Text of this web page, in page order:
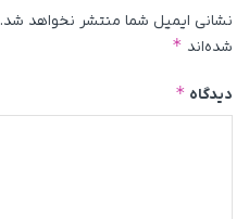
نشانی ایمیل شما منتشر نخواهد شد.
شده‌اند *
دیدگاه *